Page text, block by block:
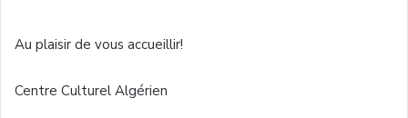
Au plaisir de vous accueillir!
Centre Culturel Algérien